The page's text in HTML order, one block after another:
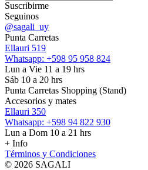
Suscribirme
Seguinos
@sagali_uy
Punta Carretas
Ellauri 519
Whatsapp: +598 95 958 824
Lun a Vie 11 a 19 hrs
Sáb 10 a 20 hrs
Punta Carretas Shopping (Stand)
Accesorios y mates
Ellauri 350
Whatsapp: +598 94 822 930
Lun a Dom 10 a 21 hrs
+ Info
Términos y Condiciones
© 2026 SAGALI